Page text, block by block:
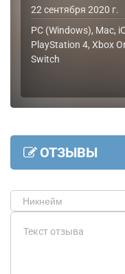
22 сентября 2020 г.
PC (Windows), Mac,
PlayStation 4, Xbox
Switch
ОТЗЫВЫ